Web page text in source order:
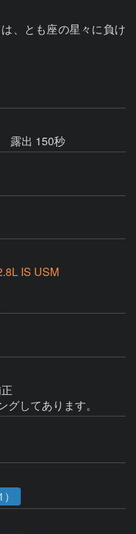
、とも座の星々に負け
露出 150秒
IS USM
してあります。